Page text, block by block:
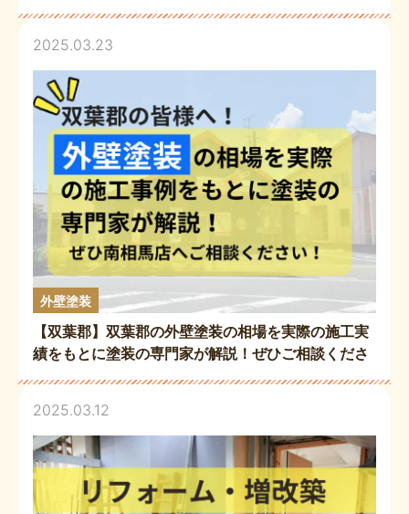
出来るんです！（小針）
2025.03.23
外壁塗装
【双葉郡】双葉郡の外壁塗装の相場を実際の施工実
績をもとに塗装の専門家が解説！ぜひご相談くださ
い！（小針）
2025.03.12